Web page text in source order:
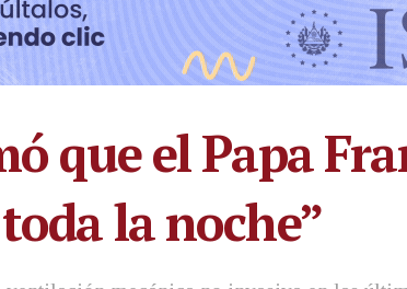
que el Papa
la noche”